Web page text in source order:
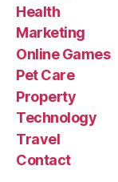
Health
Marketing
Online Games
Pet Care
Property
Technology
Travel
Contact